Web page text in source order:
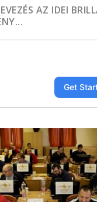
AZ IDEI
MINTÁTÉRTÉK
NINCS
ZÁRJÁK